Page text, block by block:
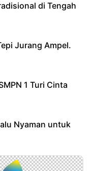
di Tengah
Jurang Ampel.
1 Turi Cinta
Nyaman untuk